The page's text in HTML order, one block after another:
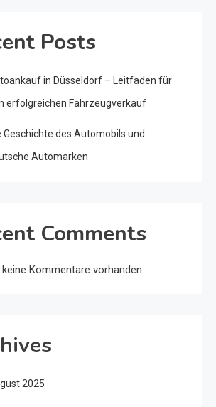
Posts
in Düsseldorf – Leitfaden für
erfolgreichen Fahrzeugverkauf
Geschichte des Automobils und
Automarken
Comments
Kommentare vorhanden.
2025